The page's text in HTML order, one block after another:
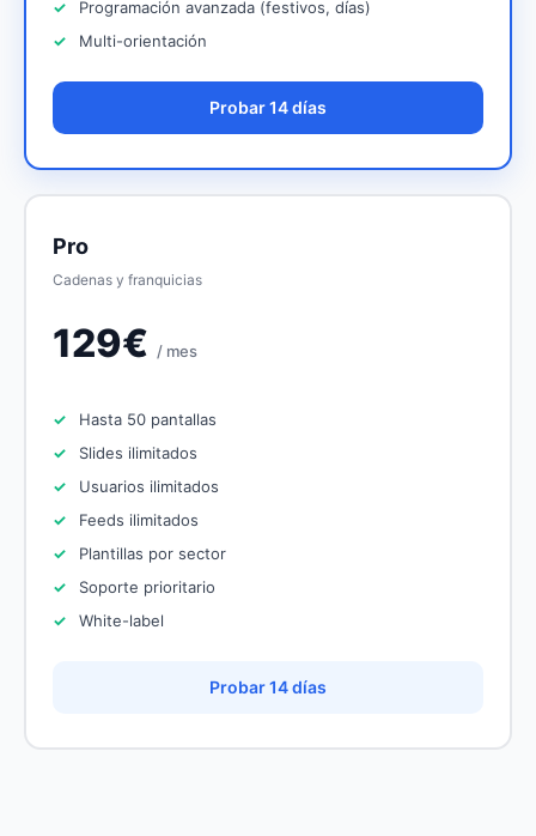
Programación avanzada (festivos, días)
Multi-orientación
Probar 14 días
Pro
Cadenas y franquicias
129€ / mes
Hasta 50 pantallas
Slides ilimitados
Usuarios ilimitados
Feeds ilimitados
Plantillas por sector
Soporte prioritario
White-label
Probar 14 días